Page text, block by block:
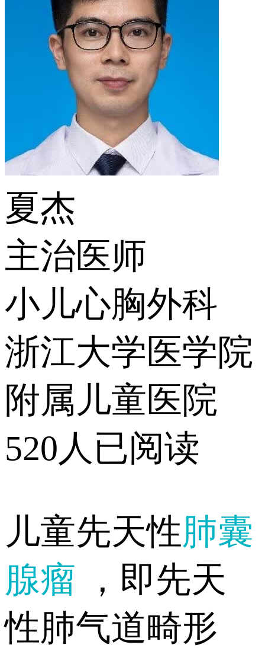
夏杰
主治医师
小儿心胸外科
浙江大学医学院
附属儿童医院
520人已阅读
儿童先天性肺囊
腺瘤
，即先天
性肺气道畸形